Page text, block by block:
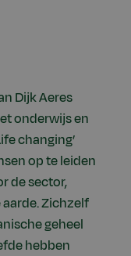
Dijk Aeres
onderwijs en
changing’
op te leiden
de sector,
Zichzelf
geheel
hebben